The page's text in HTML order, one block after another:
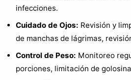
infecciones.
Cuidado de Ojos: Revisión y
de manchas de lágrimas,
Control de Peso: Monitoreo
porciones, limitación de